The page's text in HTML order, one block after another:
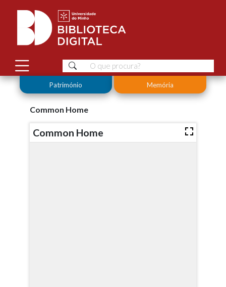
Património Memória
Common Home
Common Home